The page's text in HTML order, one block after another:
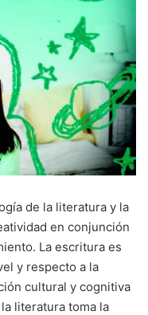
de la literatura y la
en conjunción
La escritura es
y respecto a la
cultural y cognitiva
literatura toma la